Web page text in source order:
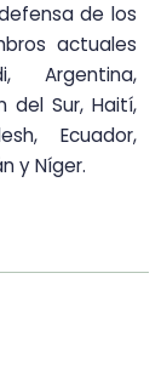
de los
actuales
Argentina,
del Sur, Haití,
Ecuador,
y Níger.